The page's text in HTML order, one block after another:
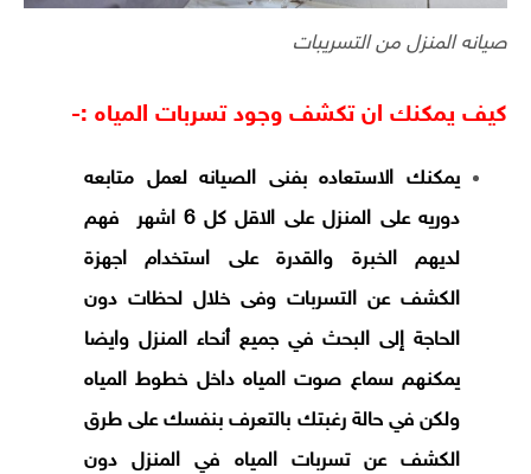
صيانه المنزل من التسريبات
كيف يمكنك ان تكشف وجود تسربات المياه :-
يمكنك الاستعاده بفنى الصيانه لعمل متابعه
دوريه على المنزل على الاقل كل 6 اشهر فهم
لديهم الخبرة والقدرة على استخدام اجهزة
الكشف عن التسربات وفى خلال لحظات دون
الحاجة إلى البحث في جميع أنحاء المنزل وايضا
يمكنهم سماع صوت المياه داخل خطوط المياه
ولكن في حالة رغبتك بالتعرف بنفسك على طرق
الكشف عن تسربات المياه في المنزل دون